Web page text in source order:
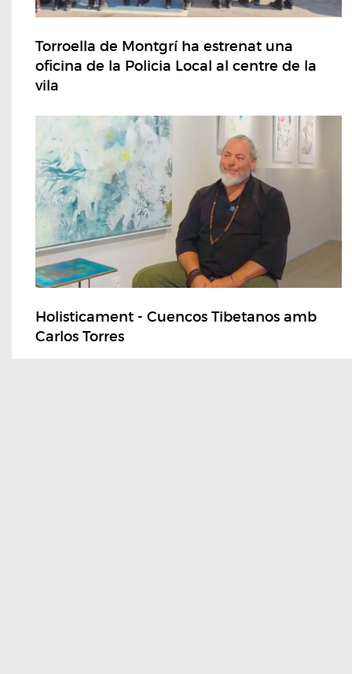
Torroella de Montgrí ha estrenat una
oficina de la Policia Local al centre de la
vila
Holisticament - Cuencos Tibetanos amb
Carlos Torres